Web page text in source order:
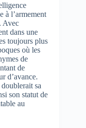
à l’armement
Avec
dans une
toujours plus
où les
de
de
d’avance.
sa
son statut de
au